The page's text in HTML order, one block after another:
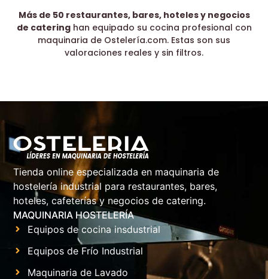
Más de 50 restaurantes, bares, hoteles y negocios
de cateringhan equipado su cocina profesional con
maquinaria de Ostelería.com. Estas son sus
valoraciones reales y sin filtros.
Tienda online especializada en maquinaria de
hostelería industrial para restaurantes, bares,
hoteles, cafeterías y negocios de catering.
MAQUINARIA HOSTELERÍA
Equipos de cocina insdustrial
Equipos de Frío Industrial
Maquinaria de Lavado